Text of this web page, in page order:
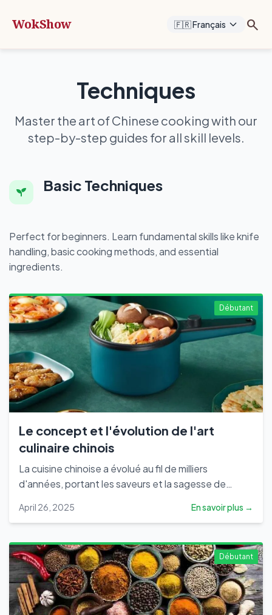
WokShow 🇫🇷 Français search
Techniques
Master the art of Chinese cooking with our
step-by-step guides for all skill levels.
Basic Techniques
Perfect for beginners. Learn fundamental skills like knife
handling, basic cooking methods, and essential
ingredients.
Débutant
Le concept et l'évolution de l'art
culinaire chinois
La cuisine chinoise a évolué au fil de milliers
d'années, portant les saveurs et la sagesse de
histoire nous permet de vivre plus profondément les
Chine, on attache une grande importance à
connaître les origines, c'est pourquoi, dans notre
premier article, nous commençons par les origines et
l'évolution de la cuisine chinoise pour explorer le
charme de la tradition et de l'innovation.
April 26, 2025 En savoir plus →
Débutant